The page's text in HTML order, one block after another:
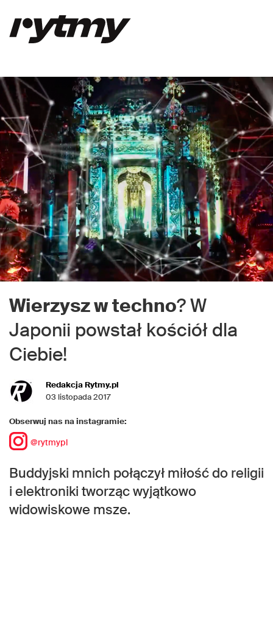
Wierzysz w techno? W
Japonii powstał kościół dla
Ciebie!
Redakcja Rytmy.pl
03 listopada 2017
Obserwuj nas na instagramie:
@rytmypl
Buddyjski mnich połączył miłość do religii
i elektroniki tworząc wyjątkowo
widowiskowe msze.